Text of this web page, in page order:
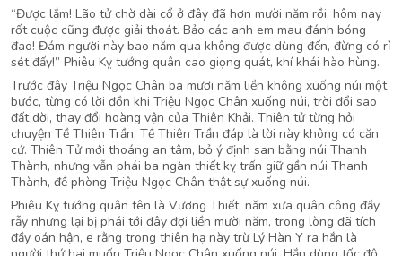
“Được lắm! Lão tử chờ dài cổ ở đây đã hơn mười năm rồi, hôm nay
rốt cuộc cũng được giải thoát. Bảo các anh em mau đánh bóng
đao! Đám người này bao năm qua không được dùng đến, đừng có rỉ
sét đấy!” Phiêu Kỵ tướng quân cao giọng quát, khí khái hào hùng.
Trước đây Triệu Ngọc Chân ba mươi năm liền không xuống núi một
bước, từng có lời đồn khi Triệu Ngọc Chân xuống núi, trời đổi sao
đất dời, thay đổi hoàng vận của Thiên Khải. Thiên tử từng hỏi
chuyện Tề Thiên Trần, Tề Thiên Trần đáp là lời này không có căn
cứ. Thiên Tử mới thoáng an tâm, bỏ ý định san bằng núi Thanh
Thành, nhưng vẫn phái ba ngàn thiết kỵ trấn giữ gần núi Thanh
Thành, đề phòng Triệu Ngọc Chân thật sự xuống núi.
Phiêu Kỵ tướng quân tên là Vương Thiết, năm xưa quân công đầy
rẫy nhưng lại bị phái tới đây đợi liền mười năm, trong lòng đã tích
đầy oán hận, e rằng trong thiên hạ này trừ Lý Hàn Y ra hắn là